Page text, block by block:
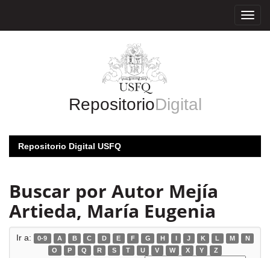
RepositorioDigital
Repositorio Digital USFQ
Buscar por Autor Mejía
Artieda, María Eugenia
Ir a: 0-9 A B C D E F G H I J K L M
N
O
P Q R S T U V W X Y Z